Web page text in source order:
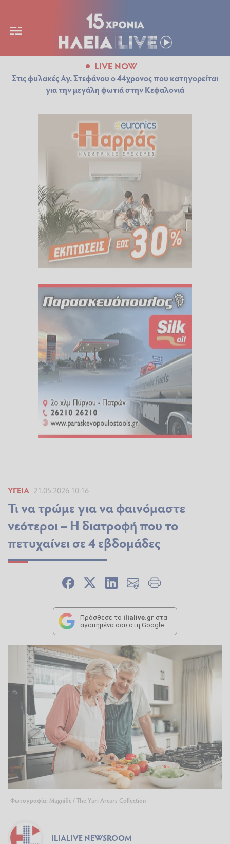
LIVE NOW
Στις φυλακές Αγ. Στεφάνου ο 44χρονος που κατηγορείται
για την μεγάλη φωτιά στην Κεφαλονιά
ΥΓΕΊΑ 21.05.2026 10:16
Τι να τρώμε για να φαινόμαστε
νεότεροι – Η διατροφή που το
πετυχαίνει σε 4 εβδομάδες
Πρόσθεσε το ilialive.gr στα
αγαπημένα σου στη Google
Φωτογραφία: Magnific / The Yuri Arcurs Collection
ILIALIVE NEWSROOM